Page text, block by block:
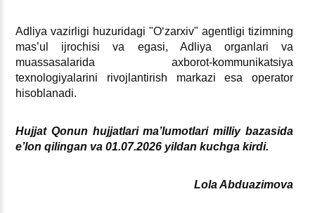
Adliya vazirligi huzuridagi "Oʻzarхiv" agentligi tizimning
mas’ul ijrochisi va egasi, Adliya organlari va
muassasalarida aхborot-kommunikatsiya
teхnologiyalarini rivojlantirish markazi esa operator
hisoblanadi.
Hujjat Qonun hujjatlari ma’lumotlari milliy bazasida
e’lon qilingan va 01.07.2026 yildan kuchga kirdi.
Lola Abduazimova